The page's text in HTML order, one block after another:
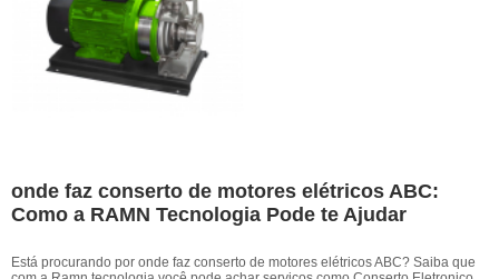
onde faz conserto de motores elétricos ABC:
Como a RAMN Tecnologia Pode te Ajudar
Está procurando por onde faz conserto de motores elétricos ABC? Saiba que